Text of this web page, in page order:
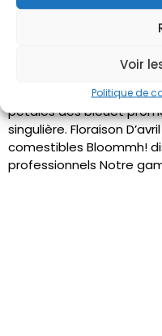
Voir
Politique de
fleurs/boîte
violette, rose, rouge
champêtre. Des
pétales des bleuet
singulière. Floraison
comestibles Bloommh!
professionnels Notre